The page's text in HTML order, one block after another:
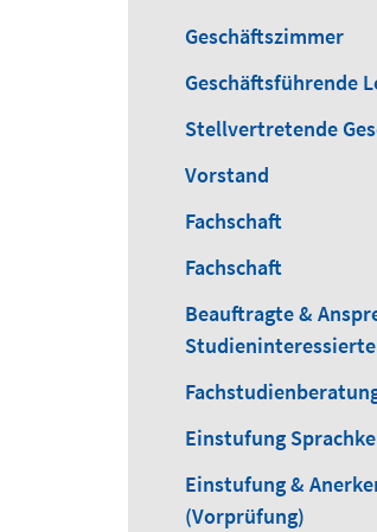
Geschäftszimmer
Geschäftsführende
Stellvertretende
Vorstand
Fachschaft
Fachschaft
Beauftragte &
Studieninteressierte
Einstufung
Einstufung &
(Vorprüfung)